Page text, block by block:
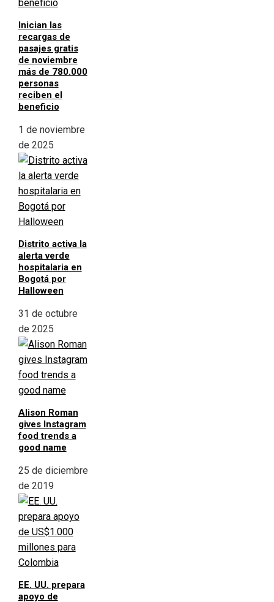
Inician las
recargas de
pasajes gratis
de noviembre
más de 780.000
personas
reciben el
beneficio
1 de noviembre
de 2025
Distrito activa la
alerta verde
hospitalaria en
Bogotá por
Halloween
31 de octubre
de 2025
Alison Roman
gives Instagram
food trends a
good name
25 de diciembre
de 2019
EE. UU. prepara
apoyo de